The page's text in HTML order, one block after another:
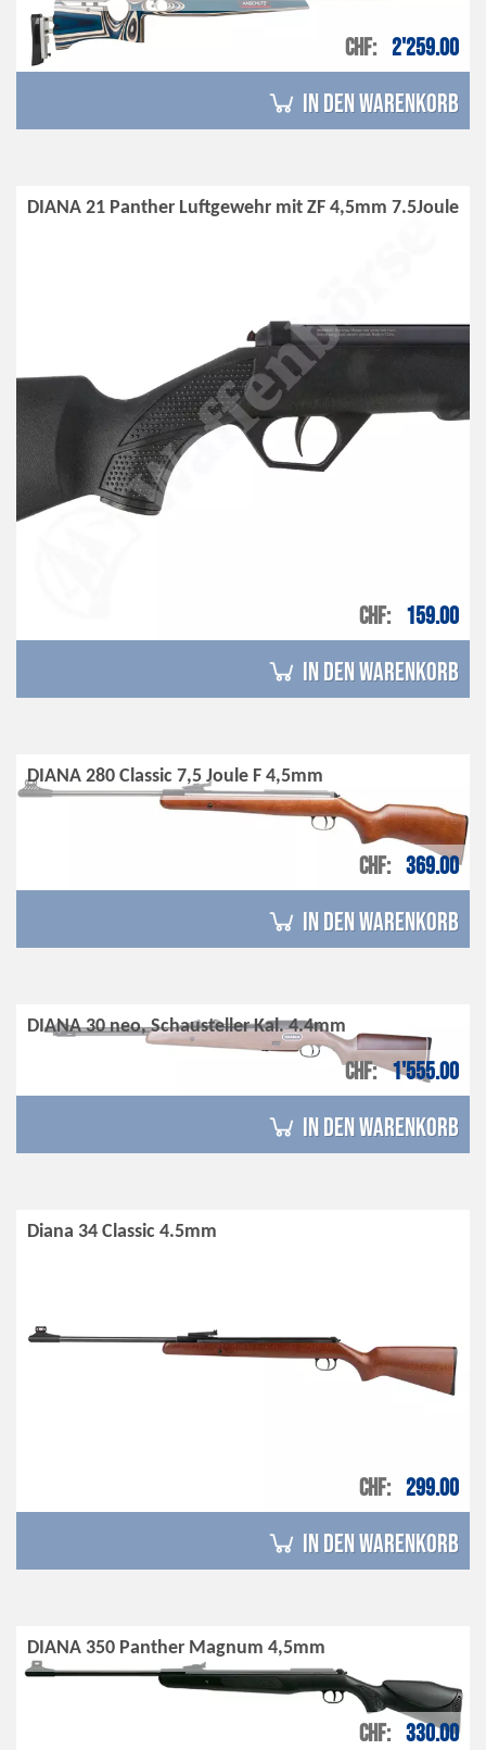
CHF 2'259.00
in den Warenkorb
DIANA 21 Panther Luftgewehr mit ZF 4,5mm 7.5Joule
CHF 159.00
in den Warenkorb
DIANA 280 Classic 7,5 Joule F 4,5mm
CHF 369.00
in den Warenkorb
DIANA 30 neo, Schausteller Kal. 4.4mm
CHF 1'555.00
in den Warenkorb
Diana 34 Classic 4.5mm
CHF 299.00
in den Warenkorb
DIANA 350 Panther Magnum 4,5mm
CHF 330.00